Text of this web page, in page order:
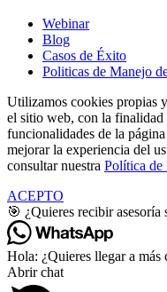
Webinar
Blog
Casos de Éxito
Politicas de Manejo
Utilizamos cookies propias
el sitio web, con la finalidad
funcionalidades de la
mejorar la experiencia del
consultar nuestra Política de
ACEPTO
🎯 ¿Quieres recibir asesoría
Hola: ¿Quieres llegar a más
Abrir chat